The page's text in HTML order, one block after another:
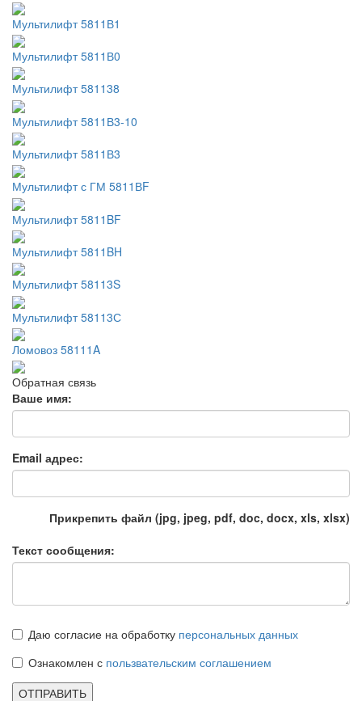
Мультилифт 5811В1
Мультилифт 5811В0
Мультилифт 581138
Мультилифт 5811В3-10
Мультилифт 5811В3
Мультилифт с ГМ 5811ВF
Мультилифт 5811BF
Мультилифт 5811BH
Мультилифт 58113S
Мультилифт 58113С
Ломовоз 58111A
Обратная связь
Ваше имя:
Email адрес:
Прикрепить файл (jpg, jpeg, pdf, doc, docx, xls, xlsx)
Текст сообщения:
Даю согласие на обработку персональных данных
Ознакомлен с пользвательским соглашением
ОТПРАВИТЬ